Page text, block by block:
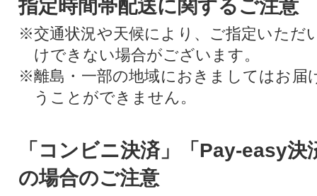
指定時間帯配送に関するご注意
※交通状況や天候により、ご指定いただ
けできない場合がございます。
※離島・一部の地域におきましてはお届
うことができません。
「コンビニ決済」「Pay-easy決
の場合のご注意